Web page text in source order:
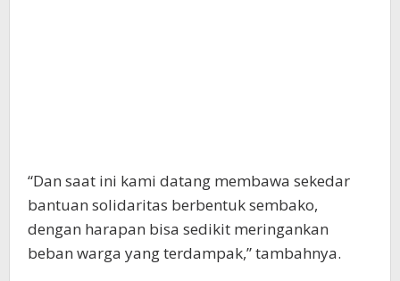
“Dan saat ini kami datang membawa sekedar
bantuan solidaritas berbentuk sembako,
dengan harapan bisa sedikit meringankan
beban warga yang terdampak,” tambahnya.